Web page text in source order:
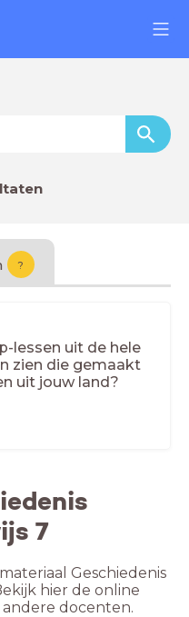
?
lessen uit de hele
zien die gemaakt
uit jouw land?
7
Geschiedenis
hier de online
andere docenten.